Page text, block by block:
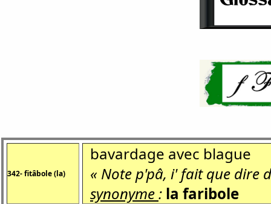
342- fitâbole (la)
bavardage avec blague
« Note p'pâ, i' fait que dire
synonyme: la faribole